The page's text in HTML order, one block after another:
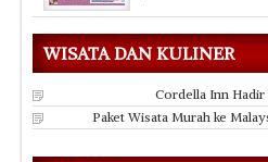
WISATA DAN KULINER
Cordella Inn Hadir
Paket Wisata Murah ke